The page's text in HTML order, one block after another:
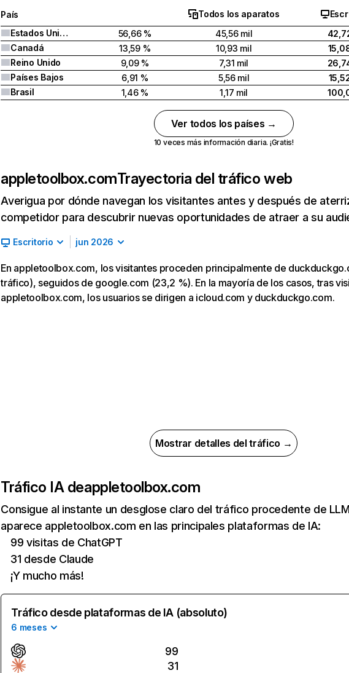
País Todos los aparatos
Estados Unidos
56,66 % 45,56 mil
Canadá
13,59 % 10,93 mil
Reino Unido
9,09 % 7,31 mil
Países Bajos
6,91 % 5,56 mil
Brasil
1,46 % 1,17 mil
Ver todos los países →
10 veces más información diaria. ¡Gratis!
appletoolbox.comTrayectoria del tráfico web
Averigua por dónde navegan los visitantes antes y después de
competidor para descubrir nuevas oportunidades de atraer a su
Escritorio jun 2026
En appletoolbox.com, los visitantes proceden principalmente de
tráfico), seguidos de google.com (23,2 %). En la mayoría de los casos, tras
appletoolbox.com, los usuarios se dirigen a icloud.com y duckduckgo.com.
Mostrar detalles del tráfico →
Tráfico IA deappletoolbox.com
Consigue al instante un desglose claro del tráfico procedente de
aparece appletoolbox.com en las principales plataformas de IA:
99 visitas de ChatGPT
31 desde Claude
¡Y mucho más!
Tráfico desde plataformas de IA (absoluto)
6 meses
99
31